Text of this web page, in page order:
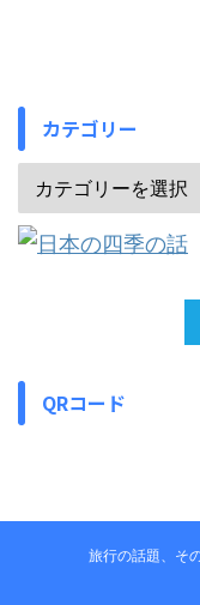
カテゴリー
QRコード
旅行の話題、そ